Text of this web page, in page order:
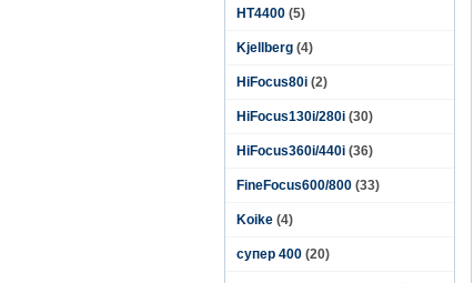
HT4400 (5)
Kjellberg (4)
HiFocus80i (2)
HiFocus130i/280i (30)
HiFocus360i/440i (36)
FineFocus600/800 (33)
Koike (4)
супер 400 (20)